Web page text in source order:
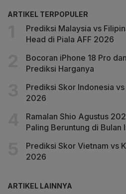
ARTIKEL TERPOPULER
Prediksi Malaysia vs
Head di Piala AFF 2026
Bocoran iPhone 18 Pro
Prediksi Harganya
Prediksi Skor Indonesia
2026
Ramalan Shio Agustus
Paling Beruntung di Bulan
Prediksi Skor Vietnam vs
2026
ARTIKEL LAINNYA